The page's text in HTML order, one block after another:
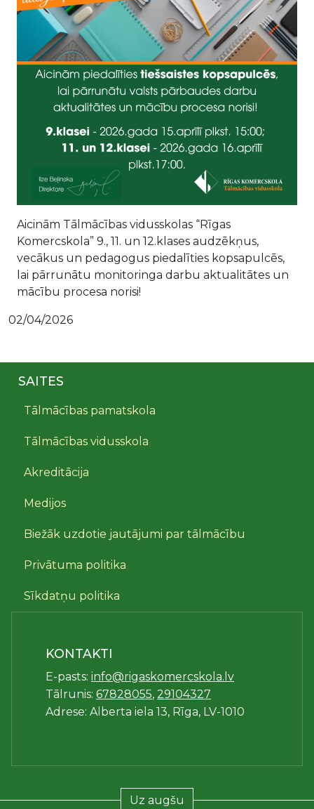
Aicinām Tālmācības vidusskolas “Rīgas
Komercskola” 9., 11. un 12.klases audzēkņus,
vecākus un pedagogus piedalīties kopsapulcēs,
lai pārrunātu monitoringa darbu aktualitātes un
mācību procesa norisi!
02/04/2026
SAITES
Tālmācības pamatskola
Tālmācības vidusskola
Akreditācija
Medijos
Biežāk uzdotie jautājumi par tālmācību
Privātuma politika
Sīkdatņu politika
KONTAKTI
E-pasts: info@rigaskomercskola.lv
Tālrunis: 67828055, 29104327
Adrese: Alberta iela 13, Rīga, LV-1010
Uz augšu